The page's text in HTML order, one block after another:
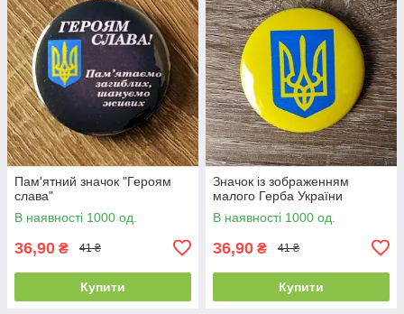
Пам'ятний значок "Героям
слава"
В наявності 1000 од.
36,90 ₴ 41 ₴
Купити
Значок із зображенням
малого Герба України
В наявності 1000 од.
36,90 ₴ 41 ₴
Купити